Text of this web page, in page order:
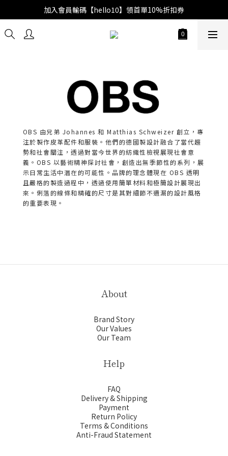
加入會員輸碼【hello10】領首單10%折扣券
OBS 由兄弟 Johannes 和 Matthias Schweizer 創立，專
注於製作皮革配件和服裝。他們的德國製設計融合了當代趨
勢和社會關注，透過對當今世界的紡織性檢視展現社會意
義。OBS 以藝術精神探討社會，創造出無季節性的系列，展
示日常生活中潛在的可能性。品牌的理念體現在 OBS 透明
且嚴格的製造過程中，透過使用簡單材料和極簡設計展現出
來。俐落的線條和精確的尺寸是其對細節不遺漏的設計風格
的重要表現。
About
Brand Story
Our Values
Our Team
Help
FAQ
Delivery & Shipping
Payment
Return Policy
Terms & Conditions
Anti-Fraud Statement